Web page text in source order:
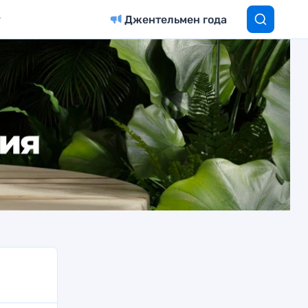
Джентельмен года